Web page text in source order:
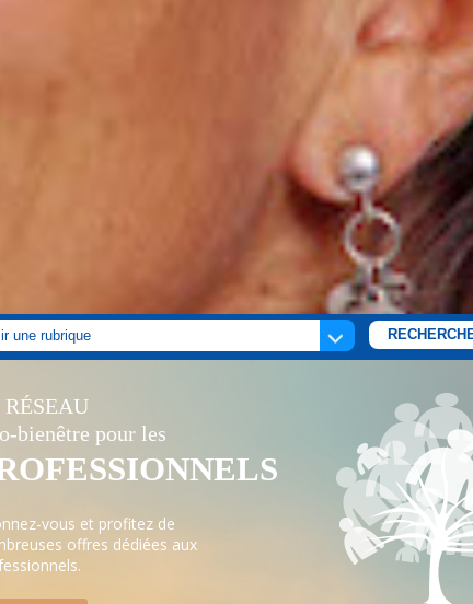
RÉSEAU
bienêtre pour les
vous et profitez de
offres dédiées aux